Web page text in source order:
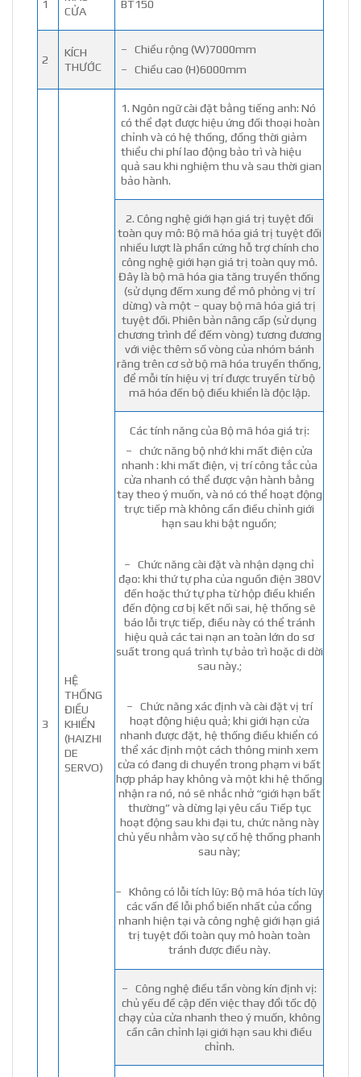
1
CỬA
BT150
2
KÍCH
THƯỚC
– Chiều rộng (W)7000mm
– Chiều cao (H)6000mm
3
HỆ
THỐNG
ĐIỀU
KHIỂN
(HAIZHI
DE
SERVO)
1. Ngôn ngữ cài đặt bằng tiếng anh: Nó
có thể đạt được hiệu ứng đối thoại hoàn
chỉnh và có hệ thống, đồng thời giảm
thiểu chi phí lao động bảo trì và hiệu
quả sau khi nghiệm thu và sau thời gian
bảo hành.
2. Công nghệ giới hạn giá trị tuyệt đối
toàn quy mô: Bộ mã hóa giá trị tuyệt đối
nhiều lượt là phần cứng hỗ trợ chính cho
công nghệ giới hạn giá trị toàn quy mô.
Đây là bộ mã hóa gia tăng truyền thống
(sử dụng đếm xung để mô phỏng vị trí
dừng) và một – quay bộ mã hóa giá trị
tuyệt đối. Phiên bản nâng cấp (sử dụng
chương trình để đếm vòng) tương đương
với việc thêm số vòng của nhóm bánh
răng trên cơ sở bộ mã hóa truyền thống,
để mỗi tín hiệu vị trí được truyền từ bộ
mã hóa đến bộ điều khiển là độc lập.
Các tính năng của Bộ mã hóa giá trị:
– chức năng bộ nhớ khi mất điện cửa
nhanh : khi mất điện, vị trí công tắc của
cửa nhanh có thể được vận hành bằng
tay theo ý muốn, và nó có thể hoạt động
trực tiếp mà không cần điều chỉnh giới
hạn sau khi bật nguồn;
– Chức năng cài đặt và nhận dạng chỉ
đạo: khi thứ tự pha của nguồn điện 380V
đến hoặc thứ tự pha từ hộp điều khiển
đến động cơ bị kết nối sai, hệ thống sẽ
báo lỗi trực tiếp, điều này có thể tránh
hiệu quả các tai nạn an toàn lớn do sơ
suất trong quá trình tự bảo trì hoặc di dời
sau này.;
– Chức năng xác định và cài đặt vị trí
hoạt động hiệu quả; khi giới hạn cửa
nhanh được đặt, hệ thống điều khiển có
thể xác định một cách thông minh xem
cửa có đang di chuyển trong phạm vi bất
hợp pháp hay không và một khi hệ thống
nhận ra nó, nó sẽ nhắc nhở “giới hạn bất
thường” và dừng lại yêu cầu Tiếp tục
hoạt động sau khi đại tu, chức năng này
chủ yếu nhằm vào sự cố hệ thống phanh
sau này;
– Không có lỗi tích lũy: Bộ mã hóa tích lũy
các vấn đề lỗi phổ biến nhất của cổng
nhanh hiện tại và công nghệ giới hạn giá
trị tuyệt đối toàn quy mô hoàn toàn
tránh được điều này.
– Công nghệ điều tần vòng kín định vị:
chủ yếu đề cập đến việc thay đổi tốc độ
chạy của cửa nhanh theo ý muốn, không
cần cân chỉnh lại giới hạn sau khi điều
chỉnh.